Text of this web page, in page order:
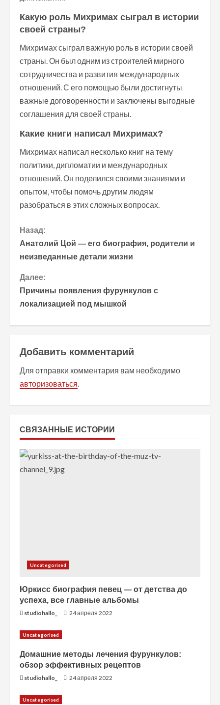
Какую роль Михримах сыграл в истории
своей страны?
Михримах сыграл важную роль в истории своей
страны. Он был одним из строителей мирного
сотрудничества и развития международных
отношений. С его помощью были достигнуты
важные договоренности и заключены выгодные
соглашения для своей страны.
Какие книги написал Михримах?
Михримах написал несколько книг на тему
политики, дипломатии и международных
отношений. Он поделился своими знаниями и
опытом, чтобы помочь другим людям
разобраться в этих сложных вопросах.
П
р
о
д
ж
и
ч
т
Назад:
Анатолий Цой — его биография, родители и
неизведанные детали жизни
Далее:
Причины появления фурункулов с
локализацией под мышкой
Добавить комментарий
Для отправки комментария вам необходимо
авторизоваться.
СВЯЗАННЫЕ ИСТОРИИ
Uncategorised
Юркисс биография певец — от детства до
успеха, все главные альбомы
studiohallo_ 24 апреля 2022
Uncategorised
Домашние методы лечения фурункулов:
обзор эффективных рецептов
studiohallo_ 24 апреля 2022
Uncategorised